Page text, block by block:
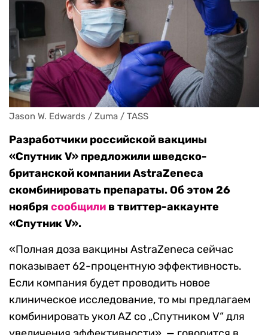
Jason W. Edwards / Zuma / TASS
Разработчики российской вакцины
«Спутник V» предложили шведско-
британской компании AstraZeneca
скомбинировать препараты. Об этом 26
ноября сообщили в твиттер-аккаунте
«Спутник V».
«Полная доза вакцины AstraZeneca сейчас
показывает 62-процентную эффективность.
Если компания будет проводить новое
клиническое исследование, то мы предлагаем
комбинировать укол AZ со „Спутником V“ для